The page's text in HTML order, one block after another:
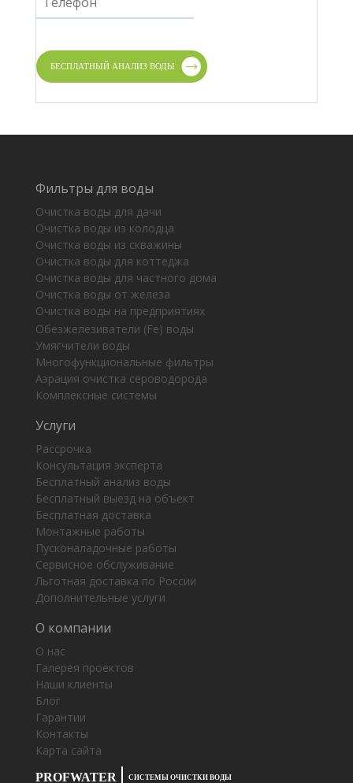
Фильтры для воды
Очистка воды для дачи
Очистка воды из колодца
Очистка воды из скважины
Очистка воды для коттеджа
Очистка воды для частного дома
Очистка воды от железа
Очистка воды на предприятиях
Обезжелезиватели (Fe) воды
Умягчители воды
Многофункциональные фильтры
Аэрация очистка сероводорода
Комплексные системы
Услуги
Рассрочка
Консультация эксперта
Бесплатный анализ воды
Бесплатный выезд на объект
Бесплатная доставка
Монтажные работы
Пусконаладочные работы
Сервисное обслуживание
Льготная доставка по России
Дополнительные услуги
О компании
О нас
Галерея проектов
Наши клиенты
Блог
Гарантии
Контакты
Карта сайта
PROFWATER СИСТЕМЫ ОЧИСТКИ ВОДЫ